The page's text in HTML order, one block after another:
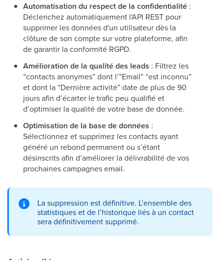
Automatisation du respect de la confidentialité :
Déclenchez automatiquement l'API REST pour
supprimer les données d'un utilisateur dès la
clôture de son compte sur votre plateforme, afin
de garantir la conformité RGPD.
Amélioration de la qualité des leads : Filtrez les
“contacts anonymes” dont l’”Email” “est inconnu”
et dont la “Dernière activité” date de plus de 90
jours afin d’écarter le trafic peu qualifié et
d’optimiser la qualité de votre base de donnée.
Optimisation de la base de données :
Sélectionnez et supprimez les contacts ayant
généré un rebond permanent ou s’étant
désinscrits afin d’améliorer la délivrabilité de vos
prochaines campagnes email.
La suppression est définitive. L’ensemble des
statistiques et de l’historique liés à un contact
sera définitivement supprimé.